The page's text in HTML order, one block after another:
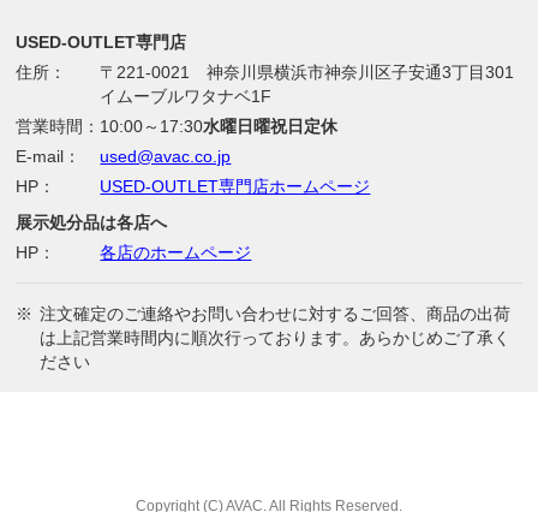
USED-OUTLET専門店
住所：
〒221-0021 神奈川県横浜市神奈川区子安通3丁目301
イムーブルワタナベ1F
営業時間： 10:00～17:30水曜日曜祝日定休
E-mail：
used@avac.co.jp
HP：
USED-OUTLET専門店ホームページ
展示処分品は各店へ
HP：
各店のホームページ
※ 注文確定のご連絡やお問い合わせに対するご回答、商品の出荷
は上記営業時間内に順次行っております。あらかじめご了承く
ださい
Copyright (C) AVAC. All Rights Reserved.